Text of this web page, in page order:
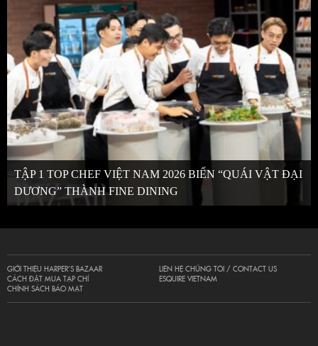
TẬP 1 TOP CHEF VIỆT NAM 2026 BIẾN “QUÁI VẬT ĐẠI
DƯƠNG” THÀNH FINE DINING
GIỚI THIỆU HARPER’S BAZAAR
CÁCH ĐẶT MUA TẠP CHÍ
CHÍNH SÁCH BẢO MẬT
LIÊN HỆ CHÚNG TÔI / CONTACT US
ESQUIRE VIETNAM